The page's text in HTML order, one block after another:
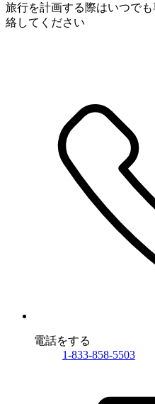
旅行を計画する際はいつで
絡してください
電話をする
1-833-858-5503